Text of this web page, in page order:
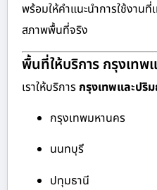
พร้อมให้คำแนะนำการใช้งานที่
สภาพพื้นที่จริง
พื้นที่ให้บริการ กรุงเท
เราให้บริการ กรุงเทพและปริ
กรุงเทพมหานคร
นนทบุรี
ปทุมธานี